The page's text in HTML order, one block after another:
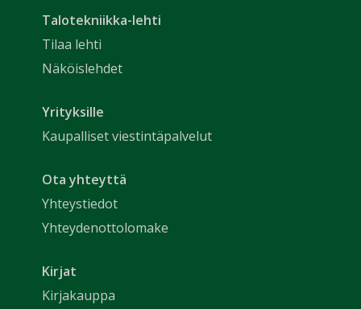
Talotekniikka-lehti
Tilaa lehti
Näköislehdet
Yrityksille
Kaupalliset viestintäpalvelut
Ota yhteyttä
Yhteystiedot
Yhteydenottolomake
Kirjat
Kirjakauppa